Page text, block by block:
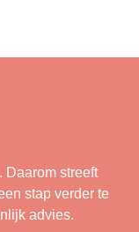
Daarom streeft
stap verder te
advies.